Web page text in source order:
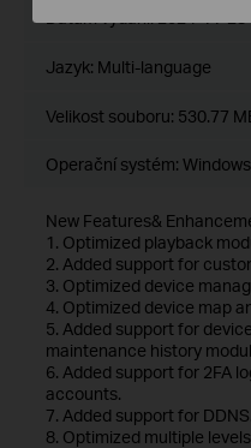
Jazyk: Multi-language
Velikost souboru: 530.77
Operační systém:
New Features&
1. Optimized playback
2. Added support for
3. Optimized device
4. Optimized device map
5. Added support for
maintenance history
6. Added support for 2FA
accounts.
7. Added support for DDNS.
8. Optimized multiple